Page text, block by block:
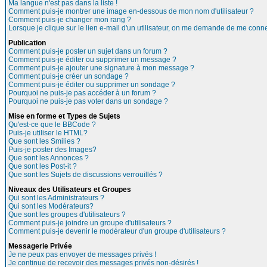
Ma langue n'est pas dans la liste !
Comment puis-je montrer une image en-dessous de mon nom d'utilisateur ?
Comment puis-je changer mon rang ?
Lorsque je clique sur le lien e-mail d'un utilisateur, on me demande de me
Publication
Comment puis-je poster un sujet dans un forum ?
Comment puis-je éditer ou supprimer un message ?
Comment puis-je ajouter une signature à mon message ?
Comment puis-je créer un sondage ?
Comment puis-je éditer ou supprimer un sondage ?
Pourquoi ne puis-je pas accéder à un forum ?
Pourquoi ne puis-je pas voter dans un sondage ?
Mise en forme et Types de Sujets
Qu'est-ce que le BBCode ?
Puis-je utiliser le HTML?
Que sont les Smilies ?
Puis-je poster des Images?
Que sont les Annonces ?
Que sont les Post-it ?
Que sont les Sujets de discussions verrouillés ?
Niveaux des Utilisateurs et Groupes
Qui sont les Administrateurs ?
Qui sont les Modérateurs?
Que sont les groupes d'utilisateurs ?
Comment puis-je joindre un groupe d'utilisateurs ?
Comment puis-je devenir le modérateur d'un groupe d'utilisateurs ?
Messagerie Privée
Je ne peux pas envoyer de messages privés !
Je continue de recevoir des messages privés non-désirés !